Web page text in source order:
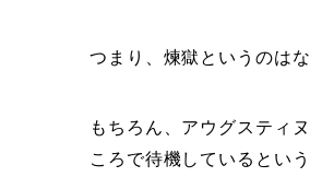
つまり、煉獄というのは
もちろん、アウグスティ
ころで待機しているとい